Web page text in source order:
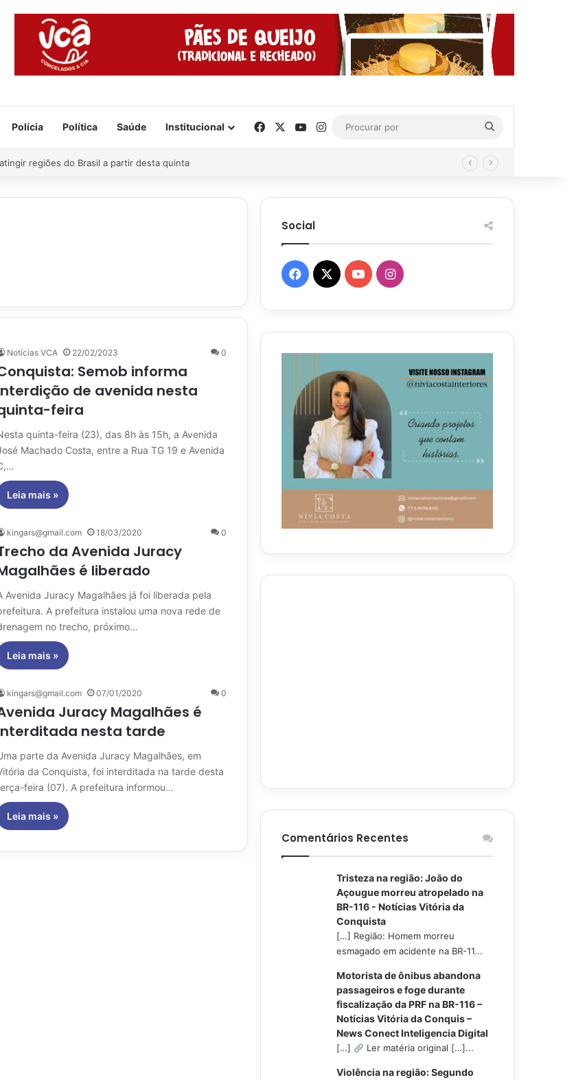
Polícia Política Saúde Institucional FacebookYouTube
Instagram
por
Notícias VCA 22/02/2023 0
Semob informa
de avenida nesta
feira
quinta-feira (23), das 8h às 15h, a Avenida
Machado Costa, entre a Rua TG 19 e Avenida
Leia mais »
kingars@gmail.com 18/03/2020 0
da Avenida Juracy
é liberado
Avenida Juracy Magalhães já foi liberada pela
A prefeitura instalou uma nova rede de
no trecho, próximo…
Leia mais »
kingars@gmail.com 07/01/2020 0
Juracy Magalhães é
nesta tarde
parte da Avenida Juracy Magalhães, em
da Conquista, foi interditada na tarde desta
feira (07). A prefeitura informou…
Leia mais »
Social
Facebook
X YouTubeInstagram
Comentários Recentes
Tristeza na região: João do
Açougue morreu atropelado na
BR-116 - Notícias Vitória da
Conquista
[…] Região: Homem morreu
esmagado em acidente na BR-11...
Motorista de ônibus abandona
passageiros e foge durante
fiscalização da PRF na BR-116 –
Notícias Vitória da Conquis –
News Conect Inteligencia Digital
[…] Ler matéria original […]...
Violência na região: Segundo